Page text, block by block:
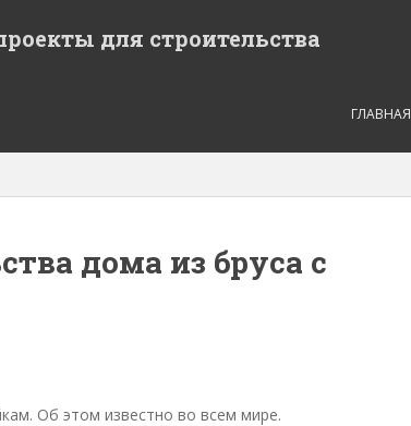
для строительства
ГЛАВНАЯ
дома из бруса с
Об этом известно во всем мире.